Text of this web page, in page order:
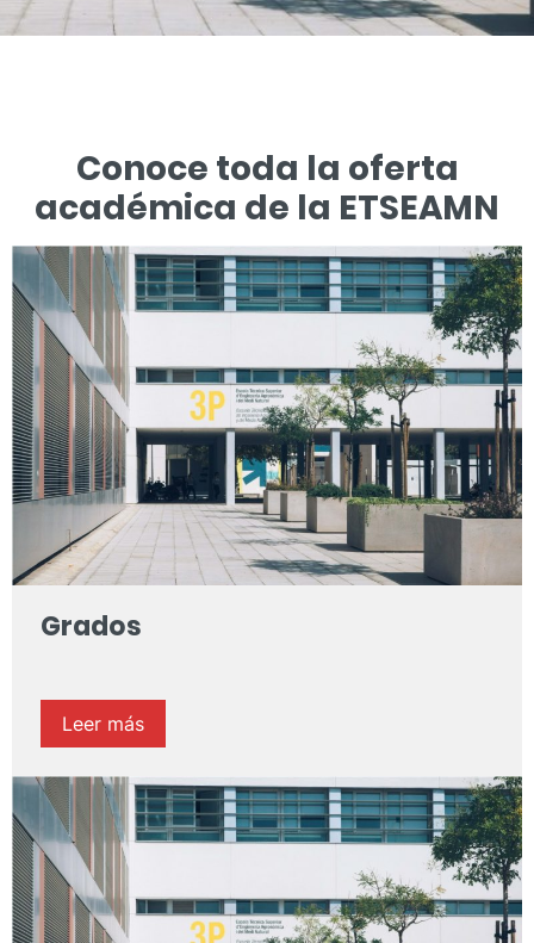
Conoce toda la oferta
académica de la ETSEAMN
Grados
Leer más